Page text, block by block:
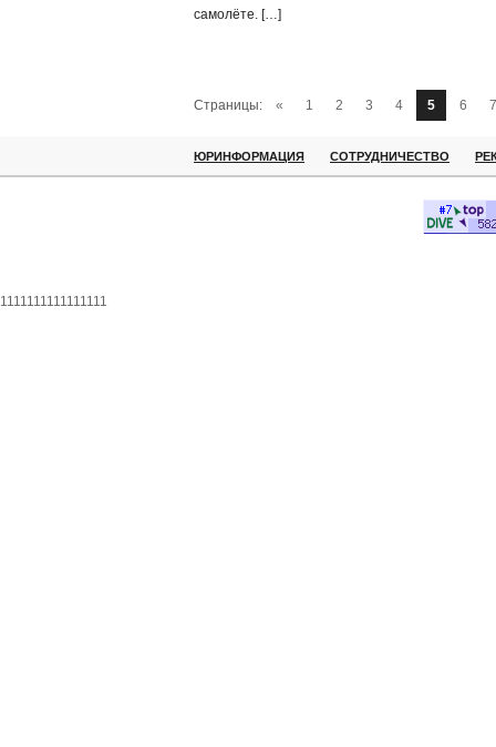
самолёте. […]
Страницы: « 1 2 3 4 5 6 7
ЮРИНФОРМАЦИЯ СОТРУДНИЧЕСТВО
1111111111111111